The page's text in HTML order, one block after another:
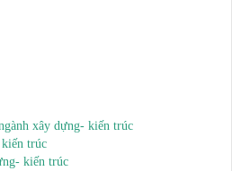
xây dựng- kiến trúc
trúc
kiến trúc